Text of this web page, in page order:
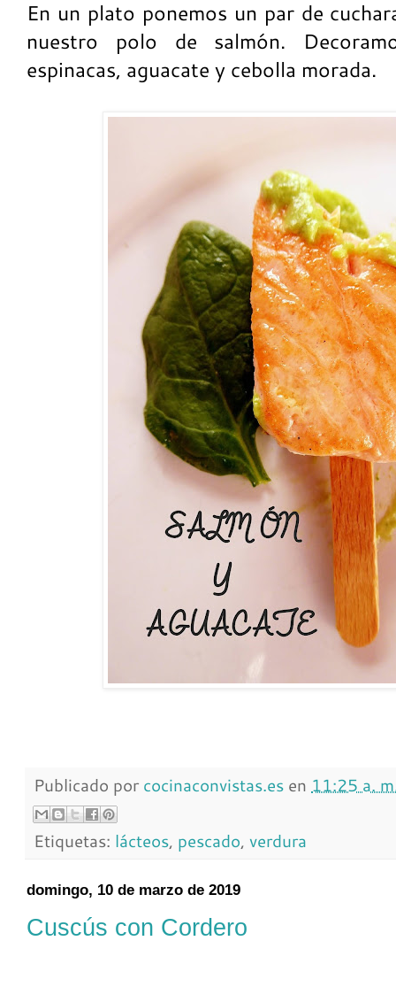
En un plato ponemos un par de
nuestro polo de salmón.
espinacas, aguacate y cebolla morada.
Publicado por cocinaconvistas.es en 11:25 a.
Etiquetas: lácteos, pescado, verdura
domingo, 10 de marzo de 2019
Cuscús con Cordero